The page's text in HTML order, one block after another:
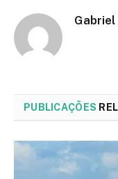
Gabriel
PUBLICAÇÕES